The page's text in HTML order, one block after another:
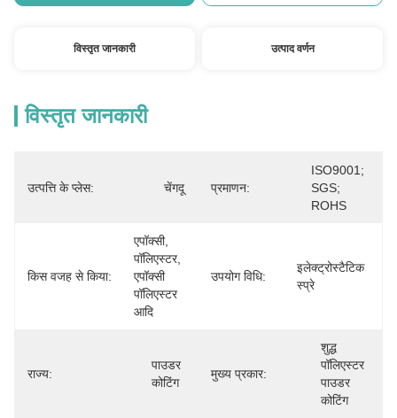
विस्तृत जानकारी उत्पाद वर्णन
विस्तृत जानकारी
उत्पत्ति के प्लेस: चेंगदू प्रमाणन:
ISO9001;
SGS;
ROHS
किस वजह से किया:
एपॉक्सी,
पॉलिएस्टर,
एपॉक्सी
पॉलिएस्टर
आदि
उपयोग विधि:
इलेक्ट्रोस्टैटिक
स्प्रे
राज्य:
पाउडर
कोटिंग
मुख्य प्रकार:
शुद्ध
पॉलिएस्टर
पाउडर
कोटिंग